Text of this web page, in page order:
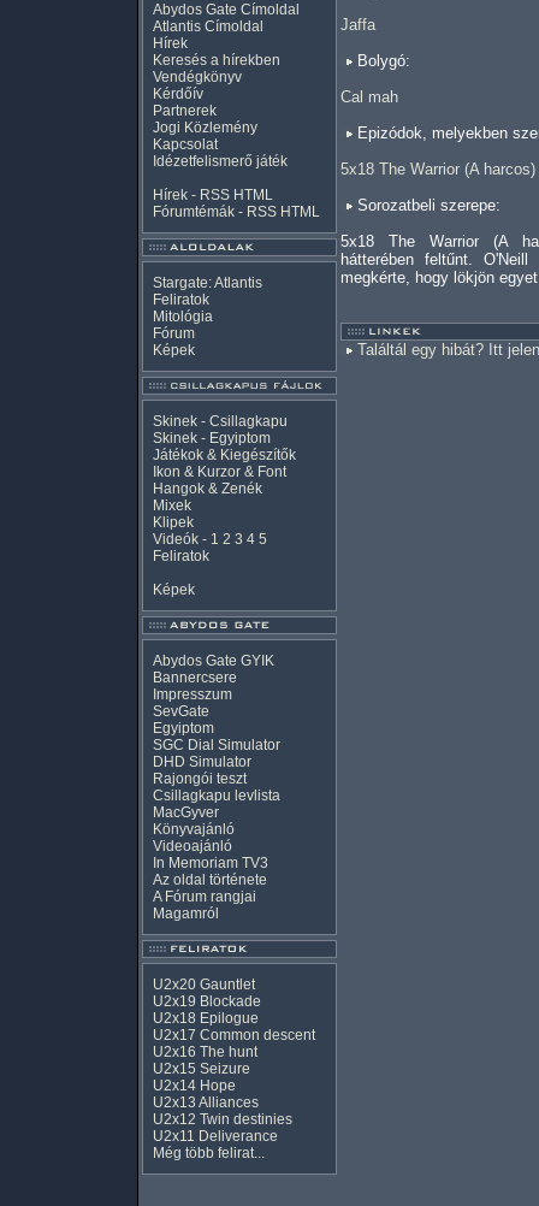
Abydos Gate Címoldal
Atlantis Címoldal
Hírek
Keresés a hírekben
Vendégkönyv
Kérdőív
Partnerek
Jogi Közlemény
Kapcsolat
Idézetfelismerő játék
Hírek - RSS HTML
Fórumtémák - RSS HTML
Stargate: Atlantis
Feliratok
Mitológia
Fórum
Képek
Skinek - Csillagkapu
Skinek - Egyiptom
Játékok & Kiegészítők
Ikon & Kurzor & Font
Hangok & Zenék
Mixek
Klipek
Videók - 1 2 3 4 5
Feliratok
Képek
Abydos Gate GYIK
Bannercsere
Impresszum
SevGate
Egyiptom
SGC Dial Simulator
DHD Simulator
Rajongói teszt
Csillagkapu levlista
MacGyver
Könyvajánló
Videoajánló
In Memoriam TV3
Az oldal története
A Fórum rangjai
Magamról
U2x20 Gauntlet
U2x19 Blockade
U2x18 Epilogue
U2x17 Common descent
U2x16 The hunt
U2x15 Seizure
U2x14 Hope
U2x13 Alliances
U2x12 Twin destinies
U2x11 Deliverance
Még több felirat...
Jaffa
Bolygó:
Cal mah
Epizódok, melyekben
5x18 The Warrior (A harcos)
Sorozatbeli szerepe:
5x18 The Warrior (A
hátterében feltűnt.
megkérte, hogy lökjön
Találtál egy hibát? Itt